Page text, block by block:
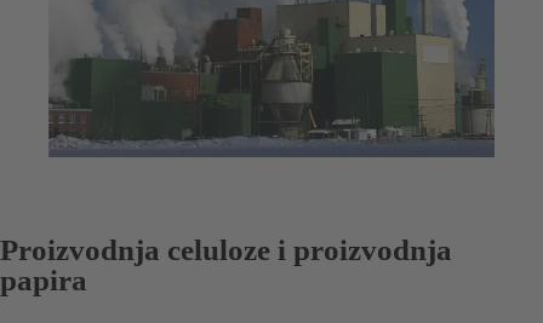
Proizvodnja celuloze i proizvodnja
papira